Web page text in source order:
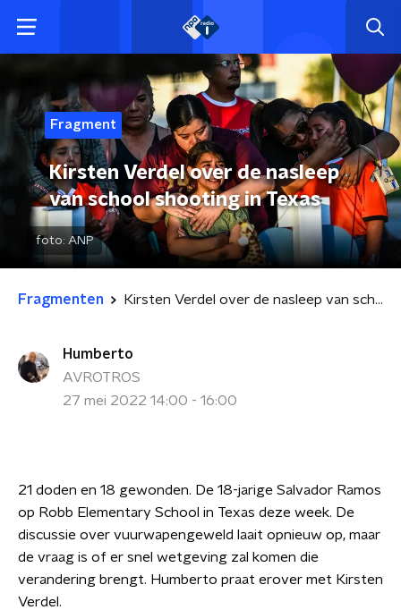
Fragment
Kirsten Verdel over de nasleep
van school shooting in Texas
foto: ANP
Fragmenten Kirsten Verdel over de nasleep van school shooting in Texas
Humberto
AVROTROS
27 mei 2022 14:00 - 16:00
21 doden en 18 gewonden. De 18-jarige Salvador Ramos
op Robb Elementary School in Texas deze week. De
discussie over vuurwapengeweld laait opnieuw op, maar
de vraag is of er snel wetgeving zal komen die
verandering brengt. Humberto praat erover met Kirsten
Verdel.